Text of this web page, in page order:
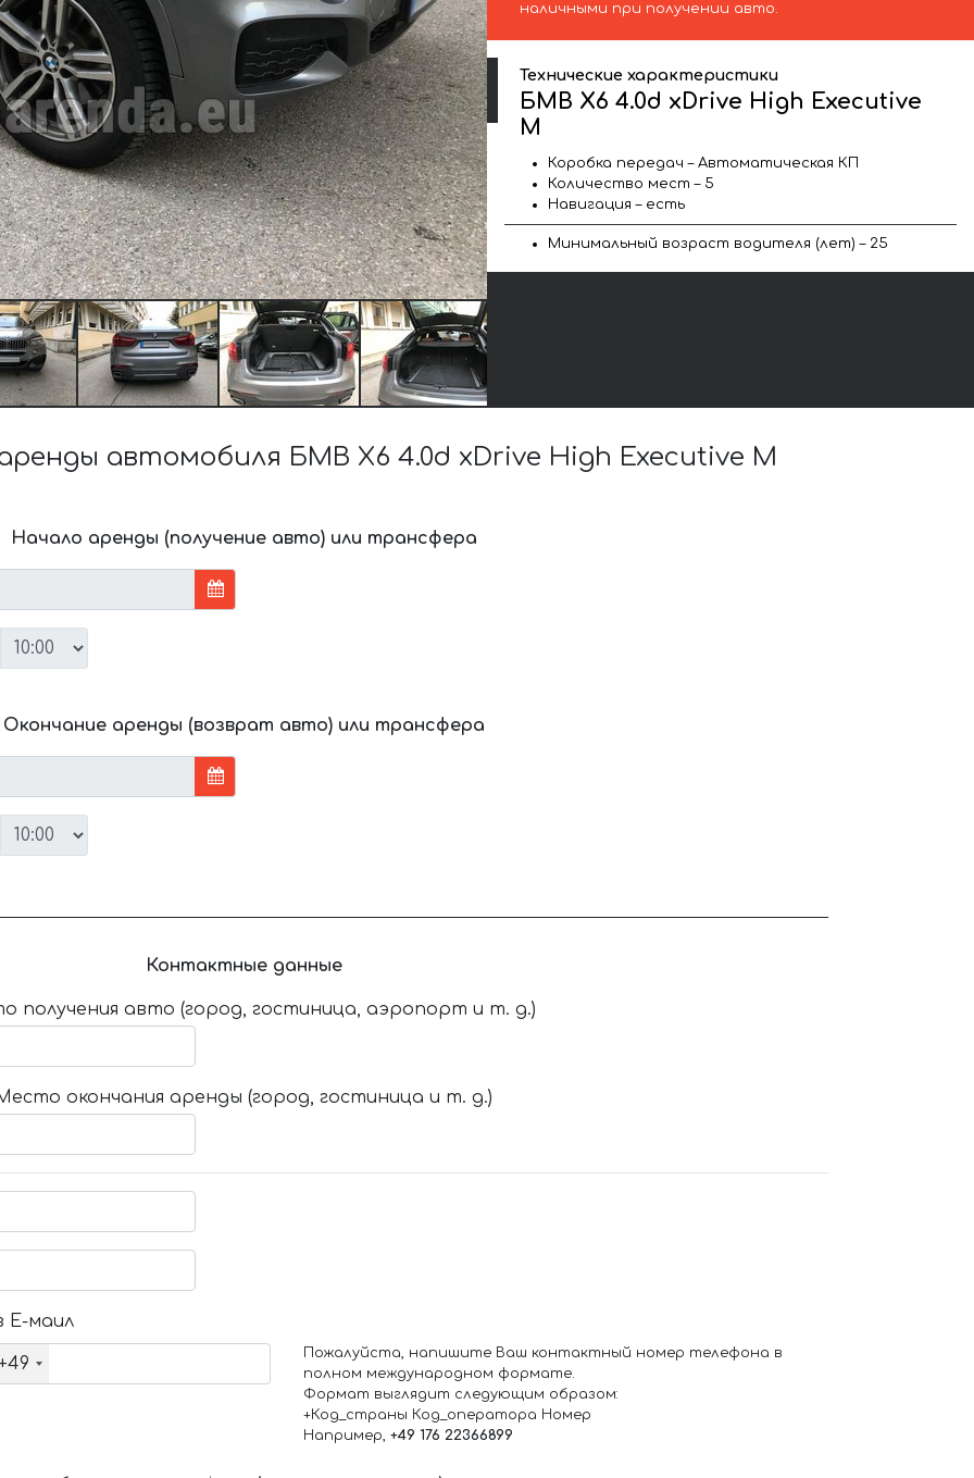
наличными при получении авто.
Технические характеристики
БМВ X6 4.0d xDrive High Executive
M
Коробка передач – Автоматическая КП
Количество мест – 5
Навигация – есть
Минимальный возраст водителя (лет) – 25
автомобиля БМВ X6 4.0d xDrive High Executive M
Начало аренды (получение авто) или трансфера
Окончание аренды (возврат авто) или трансфера
Контактные данные
получения авто (город, гостиница, аэропорт и т. д.)
окончания аренды (город, гостиница и т. д.)
Е-маил
Пожалуйста, напишите Ваш контактный номер телефона в
полном международном формате.
Формат выглядит следующим образом:
+Код_страны Код_оператора Номер
Например, +49 176 22366899